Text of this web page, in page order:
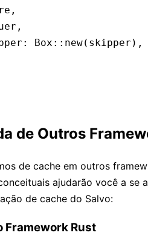
: Box :: new(skipper),
de Outros
de cache em outros
ajudarão você a se
de cache do Salvo:
Framework Rust